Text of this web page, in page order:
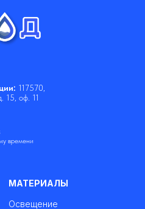
117570,
15, оф. 11
времени
МАТЕРИАЛЫ
Освещение